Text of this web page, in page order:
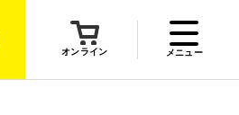
オンライン メニュー